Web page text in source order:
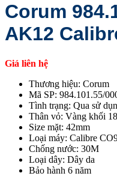
Corum
AK12
Giá liên hệ
Thương hiệu: Corum
Mã SP: 984.101.55/
Tình trạng: Qua sử
Thân vỏ: Vàng khối
Size mặt: 42mm
Loại máy: Calibre
Chống nước: 30M
Loại dây: Dây da
Bảo hành 6 năm